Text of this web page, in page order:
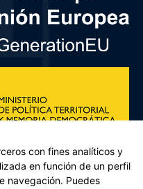
con fines analíticos y
en función de un perfil
navegación. Puedes